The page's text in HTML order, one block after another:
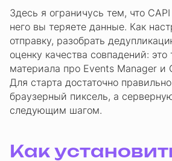
Здесь я ограничусь тем, что
него вы теряете данные. Как
отправку, разобрать
оценку качества совпадений: это
материала про Events Manager и
Для старта достаточно
браузерный пиксель, а
следующим шагом.
Как